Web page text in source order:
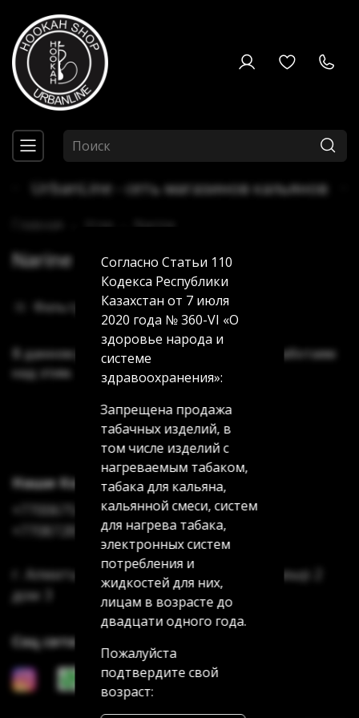
UrbanLine - сеть магазинов кальянов
Narine
Фильтры
В данном разделе пока нет товаров. Мы работаем
над этим.
Наши Контакты
+77006754622
+77087285185
г. Алматы Аксай 3 дом 7 г. Алматы Мамыр 2
дом 3
Соц сети
Согласно Статьи 110
Кодекса Республики
Казахстан от 7 июля
2020 года № 360-VI «О
здоровье народа и
системе
здравоохранения»:
Запрещена продажа
табачных изделий, в
том числе изделий с
нагреваемым табаком,
табака для кальяна,
кальянной смеси, систем
для нагрева табака,
электронных систем
потребления и
жидкостей для них,
лицам в возрасте до
двадцати одного года.
Пожалуйста
подтвердите свой
возраст: